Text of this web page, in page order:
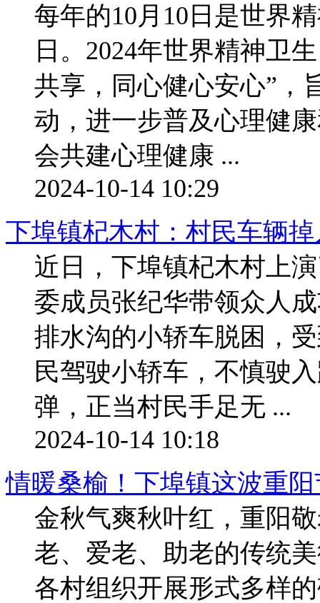
每年的10月10日是世界
日。2024年世界精神卫
共享，同心健心安心”，
动，进一步普及心理健
会共建心理健康 ...
2024-10-14 10:29
下埠镇杞木村：村民车辆
近日，下埠镇杞木村上
委成员张纪华带领众人
排水沟的小轿车脱困，
民驾驶小轿车，不慎驶
弹，正当村民手足无 ...
2024-10-14 10:18
情暖桑榆！下埠镇这波重
金秋气爽秋叶红，重阳
老、爱老、助老的传统
各村组织开展形式多样